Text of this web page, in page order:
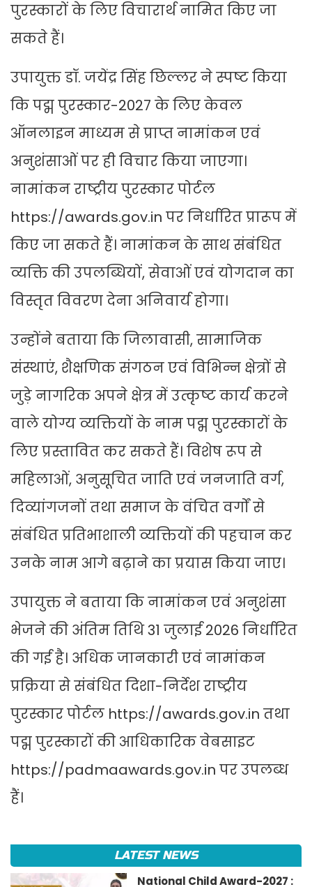
पुरस्कारों के लिए विचारार्थ नामित किए जा
सकते हैं।
उपायुक्त डॉ. जयेंद्र सिंह छिल्लर ने स्पष्ट किया
कि पद्म पुरस्कार-2027 के लिए केवल
ऑनलाइन माध्यम से प्राप्त नामांकन एवं
अनुशंसाओं पर ही विचार किया जाएगा।
नामांकन राष्ट्रीय पुरस्कार पोर्टल
https://awards.gov.in पर निर्धारित प्रारूप में
किए जा सकते हैं। नामांकन के साथ संबंधित
व्यक्ति की उपलब्धियों, सेवाओं एवं योगदान का
विस्तृत विवरण देना अनिवार्य होगा।
उन्होंने बताया कि जिलावासी, सामाजिक
संस्थाएं, शैक्षणिक संगठन एवं विभिन्न क्षेत्रों से
जुड़े नागरिक अपने क्षेत्र में उत्कृष्ट कार्य करने
वाले योग्य व्यक्तियों के नाम पद्म पुरस्कारों के
लिए प्रस्तावित कर सकते हैं। विशेष रूप से
महिलाओं, अनुसूचित जाति एवं जनजाति वर्ग,
दिव्यांगजनों तथा समाज के वंचित वर्गों से
संबंधित प्रतिभाशाली व्यक्तियों की पहचान कर
उनके नाम आगे बढ़ाने का प्रयास किया जाए।
उपायुक्त ने बताया कि नामांकन एवं अनुशंसा
भेजने की अंतिम तिथि 31 जुलाई 2026 निर्धारित
की गई है। अधिक जानकारी एवं नामांकन
प्रक्रिया से संबंधित दिशा-निर्देश राष्ट्रीय
पुरस्कार पोर्टल https://awards.gov.in तथा
पद्म पुरस्कारों की आधिकारिक वेबसाइट
https://padmaawards.gov.in पर उपलब्ध
हैं।
LATEST NEWS
National Child Award-2027 :